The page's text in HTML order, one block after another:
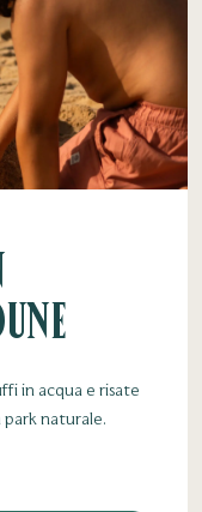
in acqua e risate
park naturale.